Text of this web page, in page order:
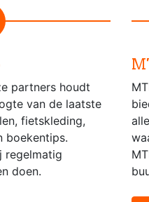
partners houdt
van de laatste
fietskleding,
boekentips.
regelmatig
doen.